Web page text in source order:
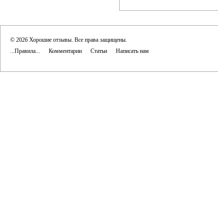
© 2026 Хорошие отзывы. Все права защищены.
...Правила...
Комментарии Статьи Написать нам